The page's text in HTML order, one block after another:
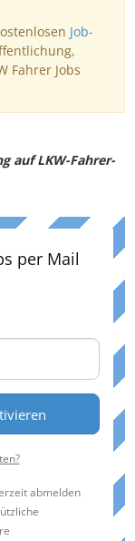
Job-
Fahrer Jobs
auf LKW-Fahrer-
per Mail
abmelden